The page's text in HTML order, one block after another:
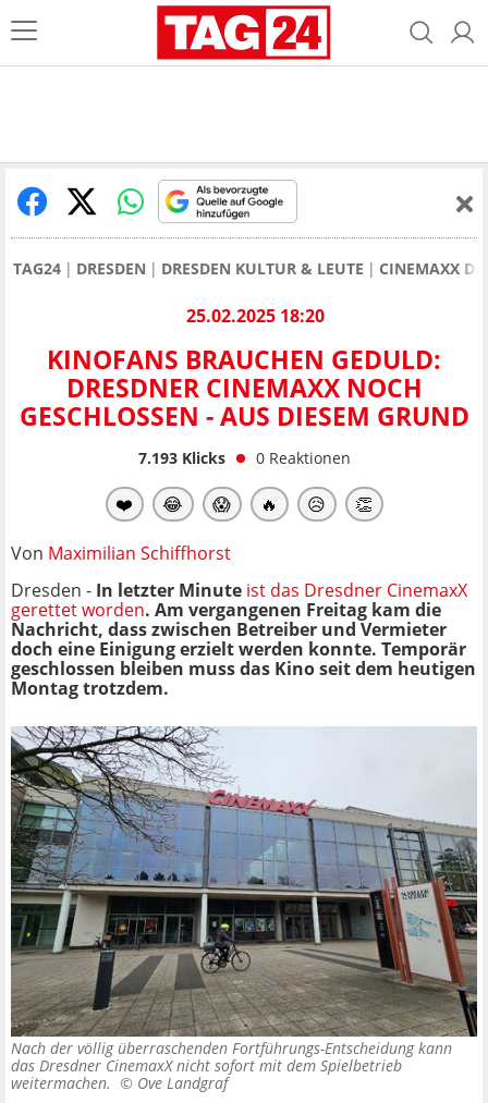
TAG24 DRESDEN DRESDEN KULTUR & LEUTE CINEMAXX
25.02.2025 18:20
KINOFANS BRAUCHEN GEDULD:
DRESDNER CINEMAXX NOCH
GESCHLOSSEN - AUS DIESEM GRUND
7.193Klicks 0 Reaktionen
❤️ 😂 😱 🔥 😥 👏
Von Maximilian Schiffhorst
Dresden - In letzter Minute ist das Dresdner CinemaxX
gerettet worden. Am vergangenen Freitag kam die
Nachricht, dass zwischen Betreiber und Vermieter
doch eine Einigung erzielt werden konnte. Temporär
geschlossen bleiben muss das Kino seit dem heutigen
Montag trotzdem.
Nach der völlig überraschenden Fortführungs-Entscheidung kann
das Dresdner CinemaxX nicht sofort mit dem Spielbetrieb
weitermachen. © Ove Landgraf